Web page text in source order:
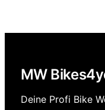
MW
Deine Profi Bike